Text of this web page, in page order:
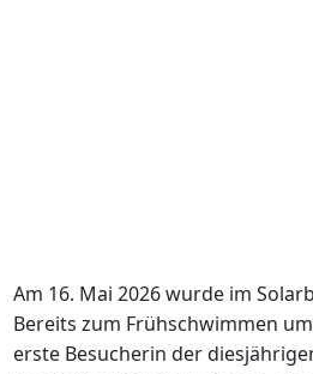
Am 16. Mai 2026 wurde im
Bereits zum Frühschwimmen
erste Besucherin der